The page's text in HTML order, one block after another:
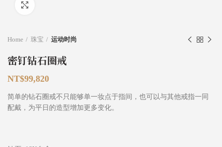
Home 珠宝 运动时尚
密钉钻石圈戒
NT$99,820
简单的钻石圈戒不只能够单一妆点于指间，也可以与其他戒指一同
配戴，为平日的造型增加更多变化。